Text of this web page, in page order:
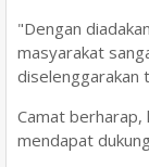
"Dengan
masyarakat
diselenggarakan
Camat
mendapat